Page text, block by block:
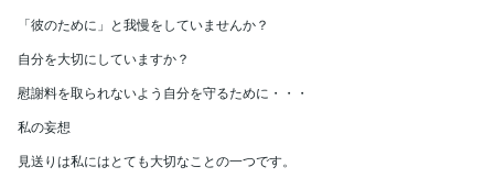
「彼のために」と我慢をしていませんか？
自分を大切にしていますか？
慰謝料を取られないよう自分を守るために・・・
私の妄想
見送りは私にはとても大切なことの一つです。